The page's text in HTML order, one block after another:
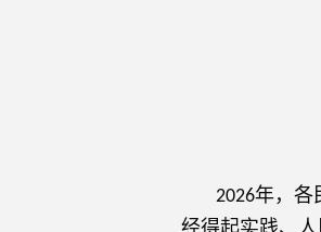
2026年，各
经得起实践、